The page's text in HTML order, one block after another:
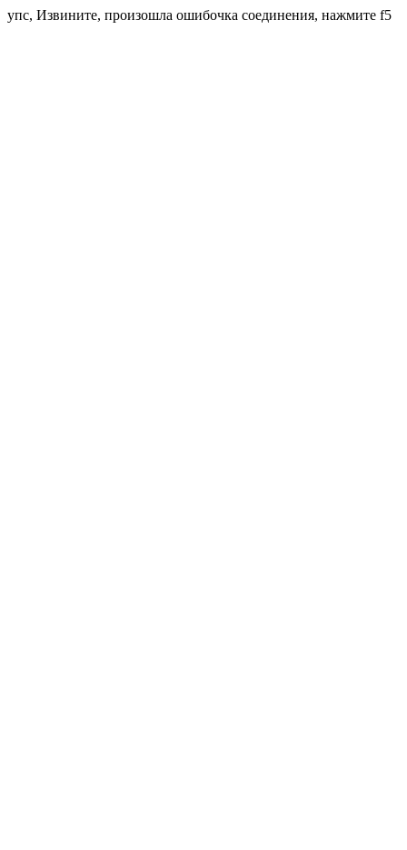
упс, Извините, произошла ошибочка соединения, нажмите f5